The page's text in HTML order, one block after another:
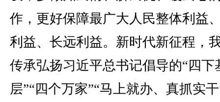
作，更好保障最广大人民整体利益
利益、长远利益。新时代新征程，
传承弘扬习近平总书记倡导的“四下
层”“四个万家”“马上就办、真抓实